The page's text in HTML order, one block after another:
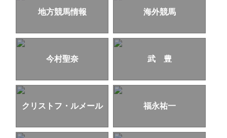
地方競馬情報 海外競馬
今村聖奈 武 豊
クリストフ・ルメール 福永祐一